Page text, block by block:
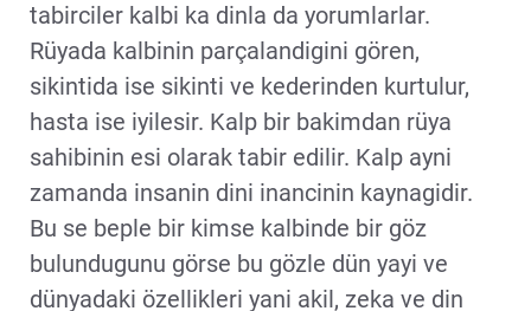
tabirciler kalbi ka dinla da yorumlarlar.
Rüyada kalbinin parçalandigini gören,
sikintida ise sikinti ve kederinden kurtulur,
hasta ise iyilesir. Kalp bir bakimdan rüya
sahibinin esi olarak tabir edilir. Kalp ayni
zamanda insanin dini inancinin kaynagidir.
Bu se beple bir kimse kalbinde bir göz
bulundugunu görse bu gözle dün yayi ve
dünyadaki özellikleri yani akil, zeka ve din